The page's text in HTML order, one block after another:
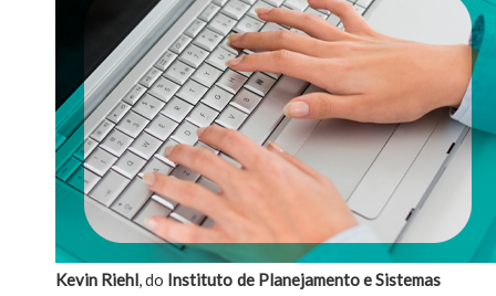
Kevin Riehl, do Instituto de Planejamento e Sistemas